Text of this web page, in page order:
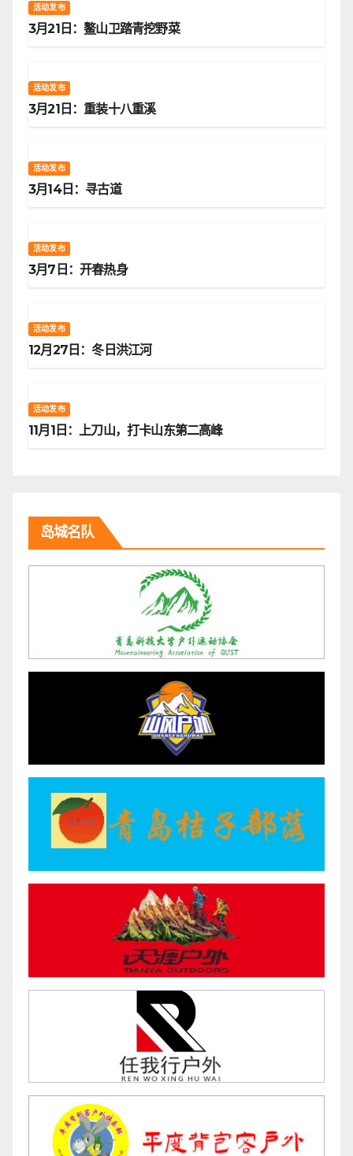
活动发布
3月21日：鳌山卫踏青挖野菜
活动发布
3月21日：重装十八重溪
活动发布
3月14日：寻古道
活动发布
3月7日：开春热身
活动发布
12月27日：冬日洪江河
活动发布
11月1日：上刀山，打卡山东第二高峰
岛城名队